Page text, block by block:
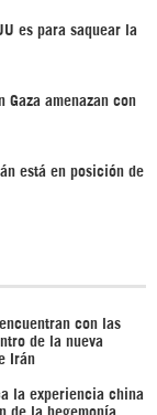
es para saquear la
Gaza amenazan con
está en posición de
con las
de la nueva
Irán
la experiencia china
de la hegemonía